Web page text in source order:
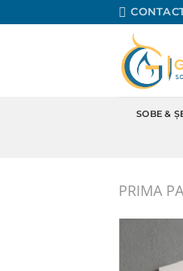
to
SOBE &
PRIMA